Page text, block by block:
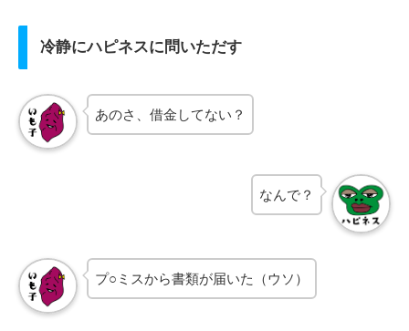
冷静にハピネスに問いただす
あのさ、借金してない？
なんで？
プ○ミスから書類が届いた（ウソ）